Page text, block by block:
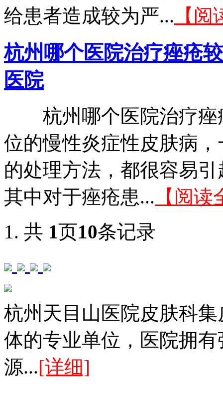
给患者造成较为严... 【
杭州哪个医院治疗痤疮
医院
杭州哪个医院治疗痤
位的慢性炎症性皮肤病
的处理方法，都很容易
其中对于痤疮患... 【阅
共 1页10条记录
杭州天目山医院皮肤科
体的专业单位，医院拥
源...[详细]